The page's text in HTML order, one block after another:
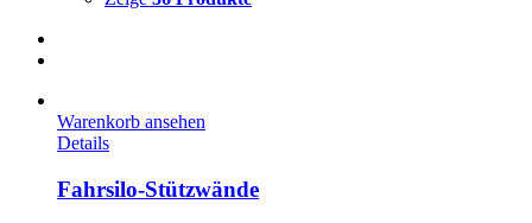
Warenkorb ansehen
Details
Fahrsilo-Stützwände